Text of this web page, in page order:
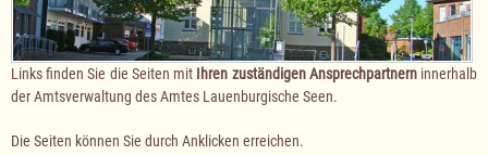
Links finden Sie die Seiten mit Ihren zuständigen Ansprechpartnerninnerhalb
der Amtsverwaltung des Amtes Lauenburgische Seen.
Die Seiten können Sie durch Anklicken erreichen.